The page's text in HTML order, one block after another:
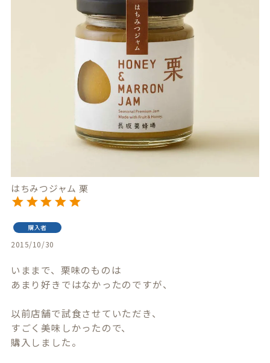
はちみつジャム 栗
購入者
2015/10/30
いままで、栗味のものは
あまり好きではなかったのですが、
以前店舗で試食させていただき、
すごく美味しかったので、
購入しました。